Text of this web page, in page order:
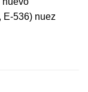
E-536) nuez